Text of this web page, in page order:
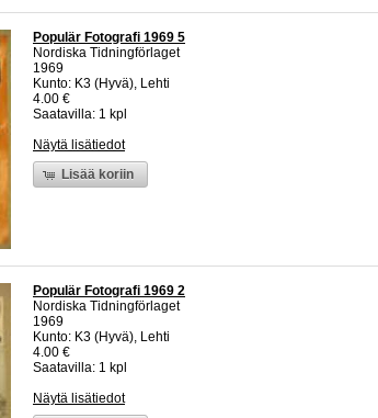
Populär Fotografi 1969 5
Nordiska Tidningförlaget
1969
Kunto: K3 (Hyvä), Lehti
4.00 €
Saatavilla: 1 kpl
Näytä lisätiedot
Lisää koriin
Populär Fotografi 1969 2
Nordiska Tidningförlaget
1969
Kunto: K3 (Hyvä), Lehti
4.00 €
Saatavilla: 1 kpl
Näytä lisätiedot